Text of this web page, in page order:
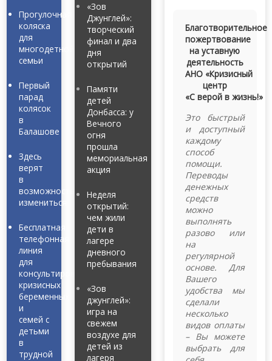
Прогулочная
коляска
для
многодетной
семьи
Первый
парад
колясок
в
Балашове
Здесь
верят
в
возможность
измениться
Бесплатная
телефонная
линия
для
консультирования
кризисных
беременных
и
семей с
детьми
в
трудной
«Зов
Джунглей»:
творческий
финал и два
дня
открытий
Памяти
детей
Донбасса: у
Вечного
огня
прошла
мемориальная
акция
Неделя
открытий:
чем жили
дети в
лагере
дневного
пребывания
«Зов
джунглей»:
игра на
свежем
воздухе для
детей из
лагеря
Благотворительное
пожертвование
на уставную
деятельность
АНО «Кризисный
центр
«С верой в жизнь!»
Это быстрый
и доступный
каждому
способ
помощи.
Переводы
денежных
средств
можно
выполнять
разово или
на
регулярной
основе. Для
Вашего
удобства мы
сделали
несколько
видов оплаты
– Вы можете
выбрать для